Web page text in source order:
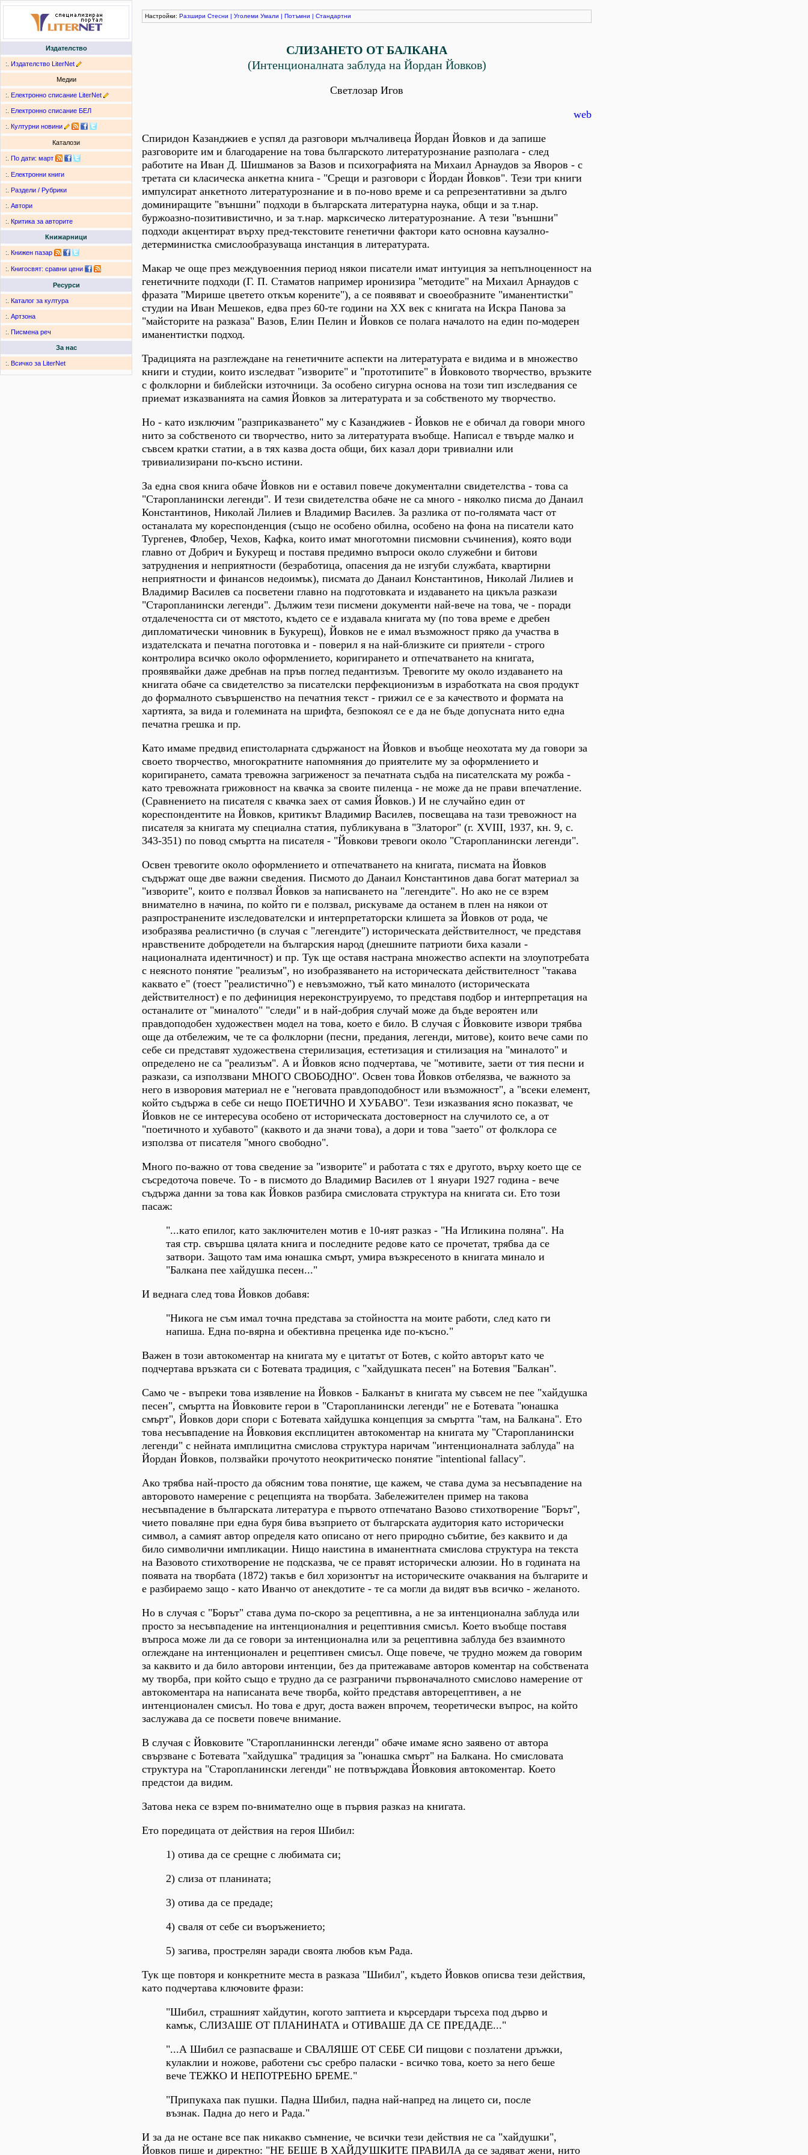
Издателство
:. Издателство LiterNet
Медии
:. Електронно списание LiterNet
:. Електронно списание БЕЛ
:. Културни новини
Каталози
:. По дати: март
:. Електронни книги
:. Раздели / Рубрики
:. Автори
:. Критика за авторите
Книжарници
:. Книжен пазар
:. Книгосвят: сравни цени
Ресурси
:. Каталог за култура
:. Артзона
:. Писмена реч
За нас
:. Всичко за LiterNet
Настройки: Разшири Стесни | Уголеми Умали | Потъмни | Стандартни
СЛИЗАНЕТО ОТ БАЛКАНА
(Интенционалната заблуда на Йордан Йовков)
Светлозар Игов
web
Спиридон Казанджиев е успял да разговори мълчаливеца Йордан Йовков и да запише
разговорите им и благодарение на това българското литературознание разполага - след
работите на Иван Д. Шишманов за Вазов и психографията на Михаил Арнаудов за Яворов - с
третата си класическа анкетна книга - "Срещи и разговори с Йордан Йовков". Тези три книги
импулсират анкетното литературознание и в по-ново време и са репрезентативни за дълго
доминиращите "външни" подходи в българската литературна наука, общи и за т.нар.
буржоазно-позитивистично, и за т.нар. марксическо литературознание. А тези "външни"
подходи акцентират върху пред-текстовите генетични фактори като основна каузално-
детерминистка смислообразуваща инстанция в литературата.
Макар че още през междувоенния период някои писатели имат интуиция за непълноценност на
генетичните подходи (Г. П. Стаматов например иронизира "методите" на Михаил Арнаудов с
фразата "Мирише цветето откъм корените"), а се появяват и своеобразните "иманентистки"
студии на Иван Мешеков, едва през 60-те години на ХХ век с книгата на Искра Панова за
"майсторите на разказа" Вазов, Елин Пелин и Йовков се полага началото на един по-модерен
иманентистки подход.
Традицията на разглеждане на генетичните аспекти на литературата е видима и в множество
книги и студии, които изследват "изворите" и "прототипите" в Йовковото творчество, връзките
с фолклорни и библейски източници. За особено сигурна основа на този тип изследвания се
приемат изказванията на самия Йовков за литературата и за собственото му творчество.
Но - като изключим "разприказването" му с Казанджиев - Йовков не е обичал да говори много
нито за собственото си творчество, нито за литературата въобще. Написал е твърде малко и
съвсем кратки статии, а в тях казва доста общи, бих казал дори тривиални или
тривиализирани по-късно истини.
За една своя книга обаче Йовков ни е оставил повече документални свидетелства - това са
"Старопланински легенди". И тези свидетелства обаче не са много - няколко писма до Данаил
Константинов, Николай Лилиев и Владимир Василев. За разлика от по-голямата част от
останалата му кореспонденция (също не особено обилна, особено на фона на писатели като
Тургенев, Флобер, Чехов, Кафка, които имат многотомни писмовни съчинения), която води
главно от Добрич и Букурещ и поставя предимно въпроси около служебни и битови
затруднения и неприятности (безработица, опасения да не изгуби службата, квартирни
неприятности и финансов недоимък), писмата до Данаил Константинов, Николай Лилиев и
Владимир Василев са посветени главно на подготовката и издаването на цикъла разкази
"Старопланински легенди". Дължим тези писмени документи най-вече на това, че - поради
отдалечеността си от мястото, където се е издавала книгата му (по това време е дребен
дипломатически чиновник в Букурещ), Йовков не е имал възможност пряко да участва в
издателската и печатна поготовка и - поверил я на най-близките си приятели - строго
контролира всичко около оформлението, коригирането и отпечатването на книгата,
проявявайки даже дребнав на пръв поглед педантизъм. Тревогите му около издаването на
книгата обаче са свидетелство за писателски перфекционизъм в изработката на своя продукт
до формалното съвършенство на печатния текст - грижил се е за качеството и формата на
хартията, за вида и големината на шрифта, безпокоял се е да не бъде допусната нито една
печатна грешка и пр.
Като имаме предвид епистоларната сдържаност на Йовков и въобще неохотата му да говори за
своето творчество, многократните напомняния до приятелите му за оформлението и
коригирането, самата тревожна загриженост за печатната съдба на писателската му рожба -
като тревожната грижовност на квачка за своите пиленца - не може да не прави впечатление.
(Сравнението на писателя с квачка заех от самия Йовков.) И не случайно един от
кореспондентите на Йовков, критикът Владимир Василев, посвещава на тази тревожност на
писателя за книгата му специална статия, публикувана в "Златорог" (г. ХVІІІ, 1937, кн. 9, с.
343-351) по повод смъртта на писателя - "Йовкови тревоги около "Старопланински легенди".
Освен тревогите около оформлението и отпечатването на книгата, писмата на Йовков
съдържат още две важни сведения. Писмото до Данаил Константинов дава богат материал за
"изворите", които е ползвал Йовков за написването на "легендите". Но ако не се взрем
внимателно в начина, по който ги е ползвал, рискуваме да останем в плен на някои от
разпространените изследователски и интерпретаторски клишета за Йовков от рода, че
изобразява реалистично (в случая с "легендите") историческата действителност, че представя
нравствените добродетели на българския народ (днешните патриоти биха казали -
националната идентичност) и пр. Тук ще оставя настрана множество аспекти на злоупотребата
с неясното понятие "реализъм", но изобразяването на историческата действителност "такава
каквато е" (тоест "реалистично") е невъзможно, тъй като миналото (историческата
действителност) е по дефиниция нереконструируемо, то представя подбор и интерпретация на
останалите от "миналото" "следи" и в най-добрия случай може да бъде вероятен или
правдоподобен художествен модел на това, което е било. В случая с Йовковите извори трябва
още да отбележим, че те са фолклорни (песни, предания, легенди, митове), които вече сами по
себе си представят художествена стерилизация, естетизация и стилизация на "миналото" и
определено не са "реализъм". А и Йовков ясно подчертава, че "мотивите, заети от тия песни и
разкази, са използвани МНОГО СВОБОДНО". Освен това Йовков отбелязва, че важното за
него в изворовия материал не е "неговата правдоподобност или възможност", а "всеки елемент,
който съдържа в себе си нещо ПОЕТИЧНО И ХУБАВО". Тези изказвания ясно показват, че
Йовков не се интересува особено от историческата достоверност на случилото се, а от
"поетичното и хубавото" (каквото и да значи това), а дори и това "заето" от фолклора се
използва от писателя "много свободно".
Много по-важно от това сведение за "изворите" и работата с тях е другото, върху което ще се
съсредоточа повече. То - в писмото до Владимир Василев от 1 януари 1927 година - вече
съдържа данни за това как Йовков разбира смисловата структура на книгата си. Ето този
пасаж:
"...като епилог, като заключителен мотив е 10-ият разказ - "На Игликина поляна". На
тая стр. свършва цялата книга и последните редове като се прочетат, трябва да се
затвори. Защото там има юнашка смърт, умира възкресеното в книгата минало и
"Балкана пее хайдушка песен..."
И веднага след това Йовков добавя:
"Никога не съм имал точна представа за стойността на моите работи, след като ги
напиша. Една по-вярна и обективна преценка иде по-късно."
Важен в този автокоментар на книгата му е цитатът от Ботев, с който авторът като че
подчертава връзката си с Ботевата традиция, с "хайдушката песен" на Ботевия "Балкан".
Само че - въпреки това изявление на Йовков - Балканът в книгата му съвсем не пее "хайдушка
песен", смъртта на Йовковите герои в "Старопланински легенди" не е Ботевата "юнашка
смърт", Йовков дори спори с Ботевата хайдушка концепция за смъртта "там, на Балкана". Ето
това несъвпадение на Йовковия експлицитен автокоментар на книгата му "Старопланински
легенди" с нейната имплицитна смислова структура наричам "интенционалната заблуда" на
Йордан Йовков, ползвайки прочутото неокритическо понятие "intentional fallacy".
Ако трябва най-просто да обясним това понятие, ще кажем, че става дума за несъвпадение на
авторовото намерение с рецепцията на творбата. Забележителен пример на такова
несъвпадение в българската литература е първото отпечатано Вазово стихотворение "Борът",
чието поваляне при една буря бива възприето от българската аудитория като исторически
символ, а самият автор определя като описано от него природно събитие, без каквито и да
било символични импликации. Нищо наистина в иманентната смислова структура на текста
на Вазовото стихотворение не подсказва, че се правят исторически алюзии. Но в годината на
появата на творбата (1872) такъв е бил хоризонтът на историческите очаквания на българите и
е разбираемо защо - като Иванчо от анекдотите - те са могли да видят във всичко - желаното.
Но в случая с "Борът" става дума по-скоро за рецептивна, а не за интенционална заблуда или
просто за несъвпадение на интенционалния и рецептивния смисъл. Което въобще поставя
въпроса може ли да се говори за интенционална или за рецептивна заблуда без взаимното
оглеждане на интенционален и рецептивен смисъл. Още повече, че трудно можем да говорим
за каквито и да било авторови интенции, без да притежаваме авторов коментар на собствената
му творба, при който също е трудно да се разграничи първоначалното смислово намерение от
автокоментара на написаната вече творба, който представя авторецептивен, а не
интенционален смисъл. Но това е друг, доста важен впрочем, теоретически въпрос, на който
заслужава да се посвети повече внимание.
В случая с Йовковите "Старопланиннски легенди" обаче имаме ясно заявено от автора
свързване с Ботевата "хайдушка" традиция за "юнашка смърт" на Балкана. Но смисловата
структура на "Старопланински легенди" не потвърждава Йовковия автокоментар. Което
предстои да видим.
Затова нека се взрем по-внимателно още в първия разказ на книгата.
Ето поредицата от действия на героя Шибил:
1) отива да се срещне с любимата си;
2) слиза от планината;
3) отива да се предаде;
4) сваля от себе си въоръжението;
5) загива, прострелян заради своята любов към Рада.
Тук ще повторя и конкретните места в разказа "Шибил", където Йовков описва тези действия,
като подчертава ключовите фрази:
"Шибил, страшният хайдутин, когото заптиета и кърсердари търсеха под дърво и
камък, СЛИЗАШЕ ОТ ПЛАНИНАТА и ОТИВАШЕ ДА СЕ ПРЕДАДЕ..."
"...А Шибил се разпасваше и СВАЛЯШЕ ОТ СЕБЕ СИ пищови с позлатени дръжки,
кулаклии и ножове, работени със сребро паласки - всичко това, което за него беше
вече ТЕЖКО И НЕПОТРЕБНО БРЕМЕ."
"Припукаха пак пушки. Падна Шибил, падна най-напред на лицето си, после
възнак. Падна до него и Рада."
И за да не остане все пак никакво съмнение, че всички тези действия не са "хайдушки",
Йовков пише и директно: "НЕ БЕШЕ В ХАЙДУШКИТЕ ПРАВИЛА да се задяват жени, нито